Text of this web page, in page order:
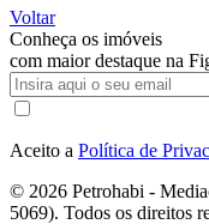
Voltar
Conheça os imóveis
com maior destaque na
Aceito a Política de
© 2026 Petrohabi -
5069). Todos os direitos